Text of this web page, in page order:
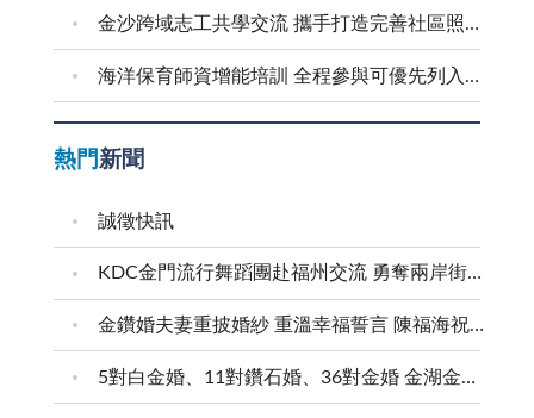
金沙跨域志工共學交流 攜手打造完善社區照顧網絡
海洋保育師資增能培訓 全程參與可優先列入到校宣導講師
熱門新聞
誠徵快訊
KDC金門流行舞蹈團赴福州交流 勇奪兩岸街舞賽三等獎
金鑽婚夫妻重披婚紗 重溫幸福誓言 陳福海祝福牽手半世紀 情深相守成典範
5對白金婚、11對鑽石婚、36對金婚 金湖金沙夫妻共享榮耀時刻 陳福海表揚金鑽婚夫妻 向半世紀相守家庭典範致敬